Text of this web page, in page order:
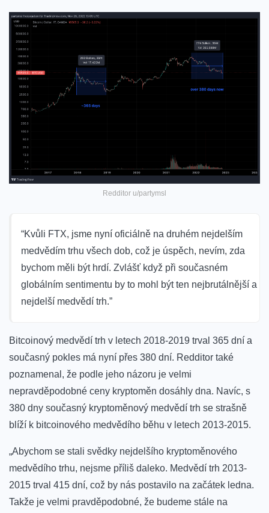
Redditor u/partymsl
“Kvůli FTX, jsme nyní oficiálně na druhém nejdelším
medvědím trhu všech dob, což je úspěch, nevím, zda
bychom měli být hrdí. Zvlášť když při současném
globálním sentimentu by to mohl být ten nejbrutálnější a
nejdelší medvědí trh.”
Bitcoinový medvědí trh v letech 2018-2019 trval 365 dní a
současný pokles má nyní přes 380 dní. Redditor také
poznamenal, že podle jeho názoru je velmi
nepravděpodobné ceny kryptoměn dosáhly dna. Navíc, s
380 dny současný kryptoměnový medvědí trh se strašně
blíží k bitcoinového medvědího běhu v letech 2013-2015.
„Abychom se stali svědky nejdelšího kryptoměnového
medvědího trhu, nejsme příliš daleko. Medvědí trh 2013-
2015 trval 415 dní, což by nás postavilo na začátek ledna.
Takže je velmi pravděpodobné, že budeme stále na